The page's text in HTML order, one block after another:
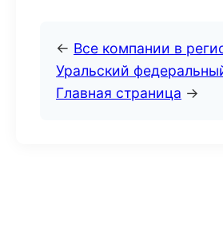
← Все компании в
Уральский
Главная страница →